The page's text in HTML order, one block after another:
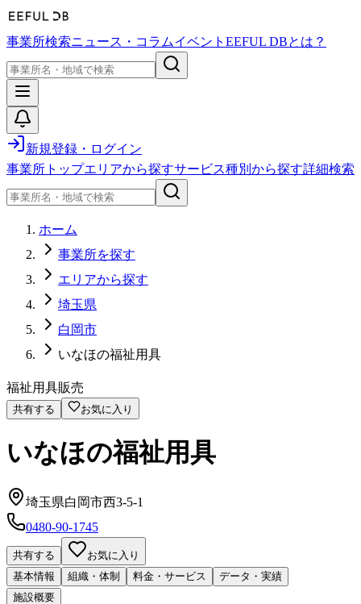
事業所検索ニュース・コラムイベント EEFUL DBとは？
新規登録・ログイン
事業所トップエリアから探すサービス種別から探す詳細検索
ホーム
事業所を探す
エリアから探す
埼玉県
白岡市
いなほの福祉用具
福祉用具販売
共有する お気に入り
いなほの福祉用具
埼玉県白岡市西3-5-1
0480-90-1745
共有する
お気に入り
基本情報
組織・体制 料金・サービス
データ・実績
施設概要